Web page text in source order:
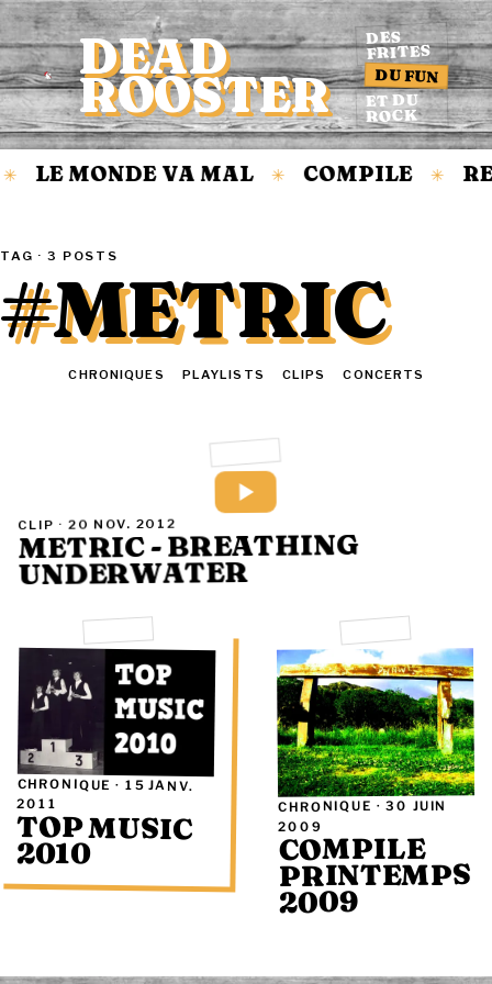
Accueil
DEAD
ROOSTER
DES
FRITES
DU FUN
ET DU
ROCK
LE MONDE VA MAL ✳ COMPILE ✳
TAG · 3 POSTS
#METRIC
CHRONIQUES PLAYLISTS CLIPS CONCERTS
CLIP · 20 NOV. 2012
METRIC - BREATHING
UNDERWATER
CHRONIQUE · 15 JANV.
2011
TOP MUSIC
2010
CHRONIQUE ·30 JUIN
2009
COMPILE
PRINTEMPS
2009